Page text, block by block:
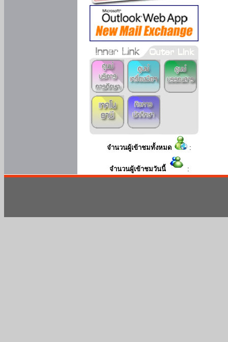
จำนวนผู้เข้าชมทั้งหมด :
จำนวนผู้เข้าชมวันนี้ :